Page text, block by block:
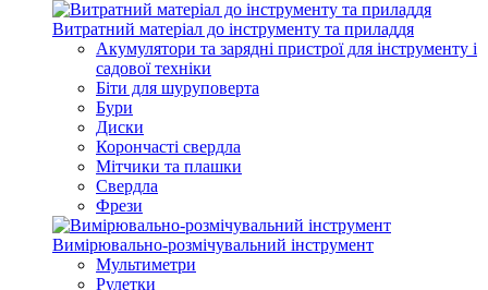
Витратний матеріал до інструменту та приладдя
Акумулятори та зарядні пристрої для інструменту і
садової техніки
Біти для шуруповерта
Бури
Диски
Корончасті свердла
Мітчики та плашки
Свердла
Фрези
Вимірювально-розмічувальний інструмент
Мультиметри
Рулетки